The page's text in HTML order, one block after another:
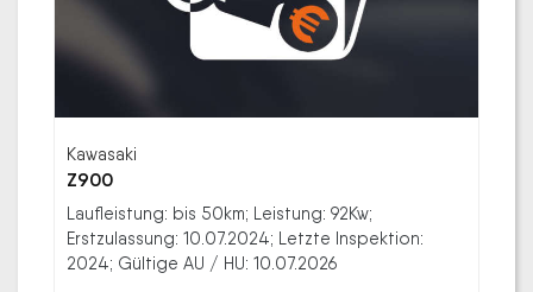
Kawasaki
Z900
Laufleistung: bis 50km; Leistung: 92Kw;
Erstzulassung: 10.07.2024; Letzte Inspektion:
2024; Gültige AU / HU: 10.07.2026